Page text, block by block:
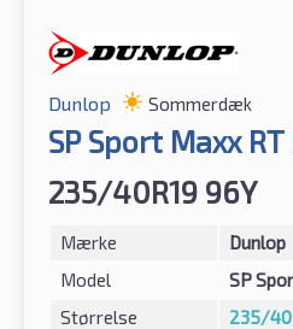
Dunlop Sommerdæk
SP Sport Maxx RT
235/40R19 96Y
Mærke
Dunlop
Model
SP
Størrelse
235/